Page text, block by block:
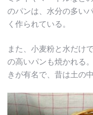
のパンは、水分の多い
く作られている。
また、小麦粉と水だけ
の高いパンも焼かれる
きが有名で、昔は土の